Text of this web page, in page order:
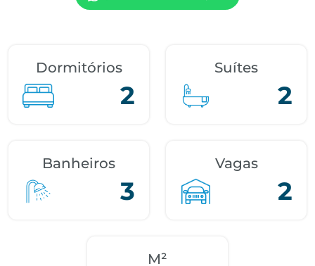
Dormitórios
2
Suítes
2
Banheiros
3
Vagas
2
M²